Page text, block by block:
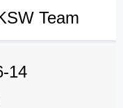
Team
14